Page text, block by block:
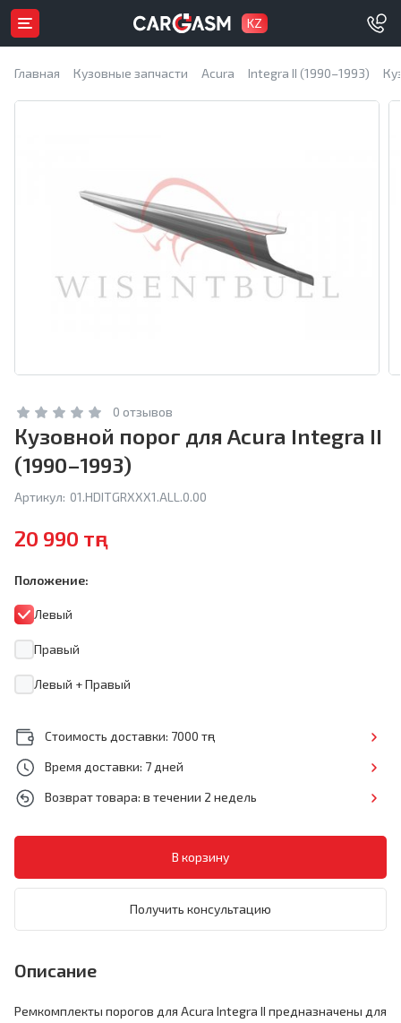
KZ
Главная Кузовные запчасти Acura Integra II (1990–1993)
0 отзывов
Кузовной порог для Acura Integra II
(1990–1993)
Артикул: 01.HDITGRXXX1.ALL.0.00
20 990 тңг
Положение:
Левый
Правый
Левый + Правый
Стоимость доставки: 7000 тңг
Время доставки: 7 дней
Возврат товара: в течении 2 недель
Получить консультацию
Описание
Ремкомплекты порогов для Acura Integra II предназначены для